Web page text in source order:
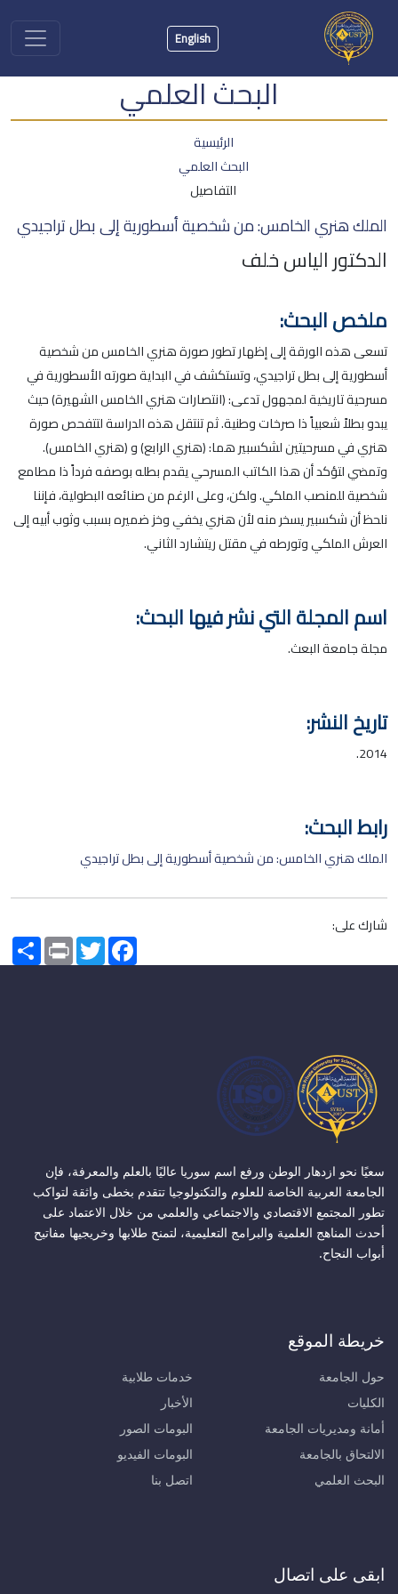
English
البحث العلمي
الرئيسية
البحث العلمي
التفاصيل
الملك هنري الخامس: من شخصية أسطورية إلى بطل تراجيدي
الدكتور الياس خلف
ملخص البحث:
تسعى هذه الورقة إلى إظهار تطور صورة هنري الخامس من شخصية
أسطورية إلى بطل تراجيدي، وتستكشف في البداية صورته الأسطورية في
مسرحية تاريخية لمجهول تدعى: (انتصارات هنري الخامس الشهيرة) حيث
يبدو بطلاً شعبياً ذا صرخات وطنية. ثم تنتقل هذه الدراسة لتتفحص صورة
هنري في مسرحيتين لشكسبير هما: (هنري الرابع) و (هنري الخامس).
وتمضي لتؤكد أن هذا الكاتب المسرحي يقدم بطله بوصفه فرداً ذا مطامع
شخصية للمنصب الملكي. ولكن، وعلى الرغم من صنائعه البطولية، فإننا
نلحظ أن شكسبير يسخر منه لأن هنري يخفي وخز ضميره بسبب وثوب أبيه إلى
العرش الملكي وتورطه في مقتل ريتشارد الثاني.
اسم المجلة التي نشر فيها البحث:
مجلة جامعة البعث.
تاريخ النشر:
2014.
رابط البحث:
الملك هنري الخامس: من شخصية أسطورية إلى بطل تراجيدي
شارك على:
Share PrintTwitterFacebook
سعيًا نحو ازدهار الوطن ورفع اسم سوريا عاليًا بالعلم والمعرفة، فإن
الجامعة العربية الخاصة للعلوم والتكنولوجيا تتقدم بخطى واثقة لتواكب
تطور المجتمع الاقتصادي والاجتماعي والعلمي من خلال الاعتماد على
أحدث المناهج العلمية والبرامج التعليمية، لتمنح طلابها وخريجيها مفاتيح
أبواب النجاح.
خريطة الموقع
حول الجامعة
الكليات
أمانة ومديريات الجامعة
الالتحاق بالجامعة
البحث العلمي
خدمات طلابية
الأخبار
البومات الصور
البومات الفيديو
اتصل بنا
ابقى على اتصال